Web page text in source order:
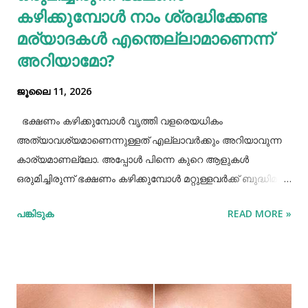
കഴിക്കുമ്പോൾ നാം ശ്രദ്ധിക്കേണ്ട
മര്യാദകൾ എന്തെല്ലാമാണെന്ന്
അറിയാമോ?
ജൂലൈ 11, 2026
ഭക്ഷണം കഴിക്കുമ്പോൾ വൃത്തി വളരെയധികം
അത്യാവശ്യമാണെന്നുള്ളത് എല്ലാവർക്കും അറിയാവുന്ന
കാര്യമാണല്ലോ. അപ്പോൾ പിന്നെ കുറെ ആളുകൾ
ഒരുമിച്ചിരുന്ന് ഭക്ഷണം കഴിക്കുമ്പോൾ മറ്റുള്ളവർക്ക് ബുദ്ധിമുട്ട്
ശ്രദ്ധിക്കേണ്ട ചില കാര്യങ്ങളുണ്ട്. ആദ്യമായി നമ്മൾ
കഴുകി ശുദ്ധിയാക്കേണ്ടതുണ്ട്. അതേപോലെ നമ്മുടെ
പങ്കിടുക READ MORE »